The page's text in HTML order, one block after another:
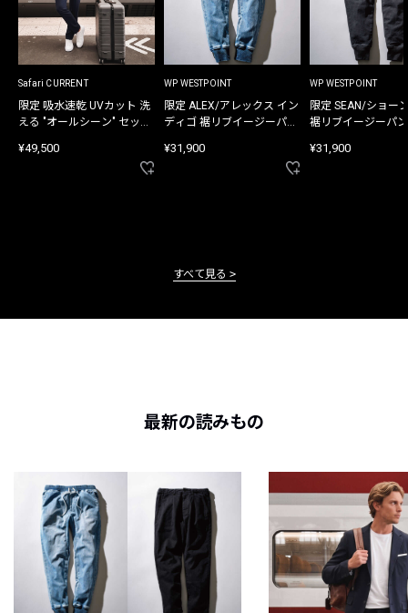
Safari CURRENT
限定 吸水速乾 UVカット 洗
える "オールシーン" セット
¥49,500
WP WESTPOINT
限定 ALEX/アレックス イン
ディゴ 裾リブイージーパン
¥31,900
WP WESTPOINT
限定 SEAN/ショー
裾リブイージーパ
¥31,900
すべて見る
最新の読みもの